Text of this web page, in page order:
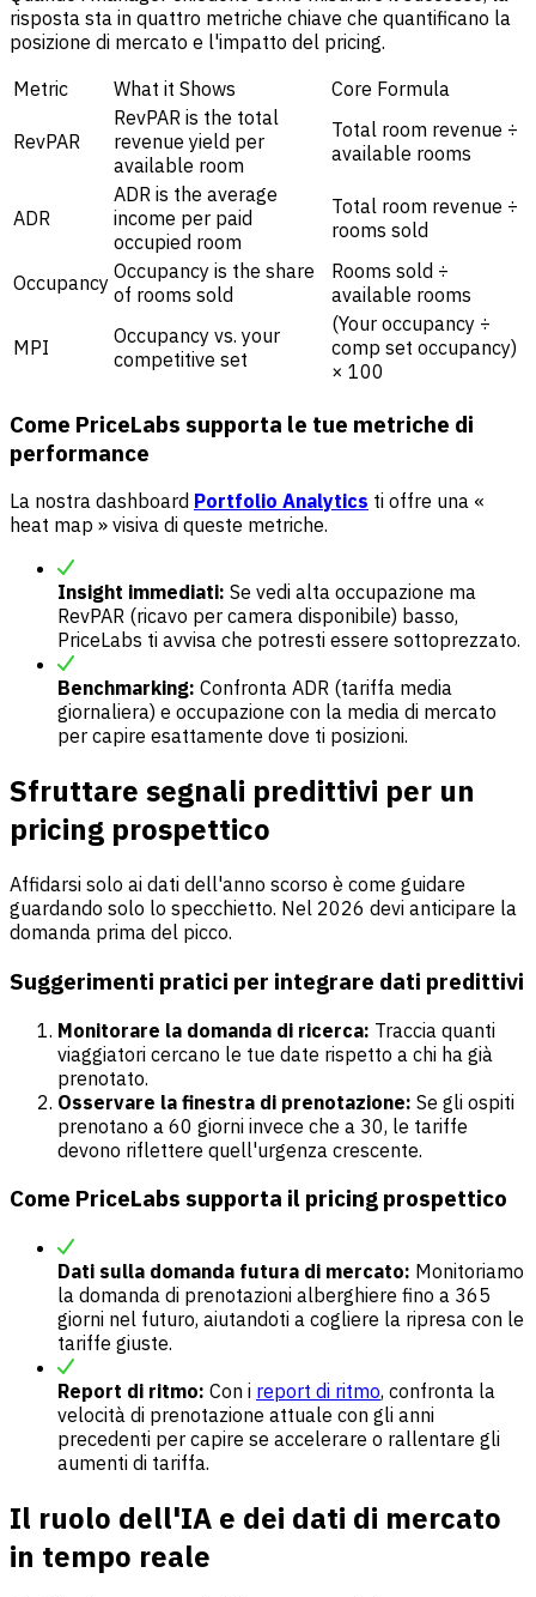
risposta sta in quattro metriche chiave che quantificano la
posizione di mercato e l'impatto del pricing.
Metric
What it Shows Core Formula
RevPAR
RevPAR is the total
revenue yield per
available room
Total room revenue ÷
available rooms
ADR
ADR is the average
income per paid
occupied room
Total room revenue ÷
rooms sold
Occupancy Occupancy is the share
of rooms sold
Rooms sold ÷
available rooms
MPI
Occupancy vs. your
competitive set
(Your occupancy ÷
comp set occupancy)
× 100
Come PriceLabs supporta le tue metriche di
performance
La nostra dashboard Portfolio Analytics ti offre una «
heat map » visiva di queste metriche.
Insight immediati: Se vedi alta occupazione ma
RevPAR (ricavo per camera disponibile) basso,
PriceLabs ti avvisa che potresti essere sottoprezzato.
Benchmarking: Confronta ADR (tariffa media
giornaliera) e occupazione con la media di mercato
per capire esattamente dove ti posizioni.
Sfruttare segnali predittivi per un
pricing prospettico
Affidarsi solo ai dati dell'anno scorso è come guidare
guardando solo lo specchietto. Nel 2026 devi anticipare la
domanda prima del picco.
Suggerimenti pratici per integrare dati predittivi
Monitorare la domanda di ricerca: Traccia quanti
viaggiatori cercano le tue date rispetto a chi ha già
prenotato.
Osservare la finestra di prenotazione: Se gli ospiti
prenotano a 60 giorni invece che a 30, le tariffe
devono riflettere quell'urgenza crescente.
Come PriceLabs supporta il pricing prospettico
Dati sulla domanda futura di mercato: Monitoriamo
la domanda di prenotazioni alberghiere fino a 365
giorni nel futuro, aiutandoti a cogliere la ripresa con le
tariffe giuste.
Report di ritmo: Con i report di ritmo, confronta la
velocità di prenotazione attuale con gli anni
precedenti per capire se accelerare o rallentare gli
aumenti di tariffa.
Il ruolo dell'IA e dei dati di mercato
in tempo reale